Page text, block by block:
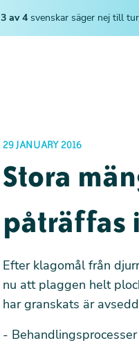
3 av 4 svenskar säger nej till
29 JANUARY 2016
Stora
påträffas
Efter klagomål från
nu att plaggen helt
har granskats är
-